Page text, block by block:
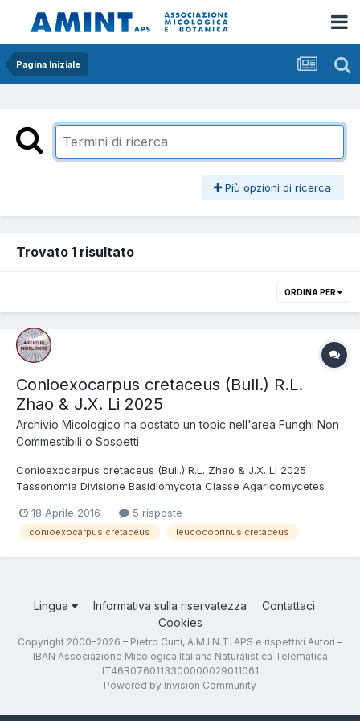
Pagina Iniziale
Più opzioni di ricerca
Trovato 1 risultato
ORDINA PER
Conioexocarpus cretaceus (Bull.) R.L.
Zhao & J.X. Li 2025
Archivio Micologico ha postato un topic nell'area Funghi Non
Commestibili o Sospetti
Conioexocarpus cretaceus (Bull.) R.L. Zhao & J.X. Li 2025
Tassonomia Divisione Basidiomycota Classe Agaricomycetes
cretaceus (Bull. : Fr.) Locq. 1945 Nato in un vaso, si presenta
interamente bianco e di medie dime...
18 Aprile 2016 5 risposte
conioexocarpus cretaceus leucocoprinus cretaceus
Lingua Informativa sulla riservatezza
Contattaci
Cookies
Copyright 2000-2026 – Pietro Curti, A.M.I.N.T. APS e rispettivi Autori –
IBAN Associazione Micologica Italiana Naturalistica Telematica
IT46R0760113300000029011061
Powered by Invision Community